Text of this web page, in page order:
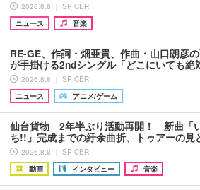
2026.8.8 ｜ SPICER
ニュース
音楽
RE-GE、作詞・畑亜貴、作曲・山口朗彦
が手掛ける2ndシングル「どこにいても
2026.8.8 ｜ SPICER
ニュース
アニメ/ゲーム
仙台貨物 2年半ぶり活動再開！ 新曲「
ち!!」完成までの紆余曲折、トゥアーの
2026.8.8 ｜ SPICER
動画
インタビュー 音楽